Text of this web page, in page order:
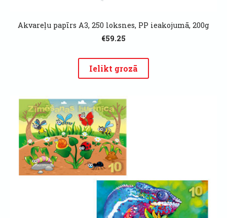
Akvareļu papīrs A3, 250 loksnes, PP ieakojumā, 200g
€59.25
Ielikt grozā